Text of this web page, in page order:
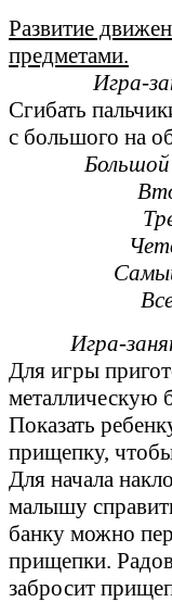
Развитие
предметами.
Игра-
Сгибать
с большого на
Игра-
Для игры
металлическую
Показать
прищепку,
Для начала
малышу
банку можно
прищепки.
забросит